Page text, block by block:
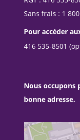
Sans frais : 1
Pour accéder
416 535-8501
Nous occupons
bonne adresse.